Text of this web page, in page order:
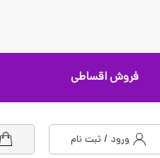
فروش اقساطی
ورود / ثبت نام